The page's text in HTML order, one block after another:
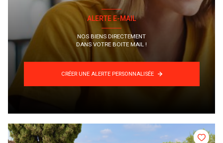
ALERTE E-MAIL
NOS BIENS DIRECTEMENT
DANS VOTRE BOITE MAIL !
CRÉER UNE ALERTE PERSONNALISÉE